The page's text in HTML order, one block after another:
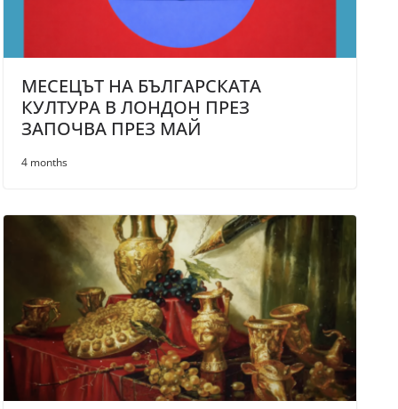
МЕСЕЦЪТ НА БЪЛГАРСКАТА
КУЛТУРА В ЛОНДОН ПРЕЗ
ЗАПОЧВА ПРЕЗ МАЙ
4 months